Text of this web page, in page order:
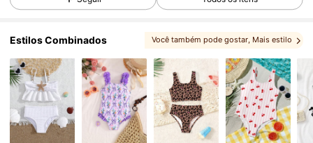
4,90 427K Seguidores
427K Seguidores
427K Seguidores
Estilos Combinados Você também pode gostar, Mais estilo
, Itens relacionados